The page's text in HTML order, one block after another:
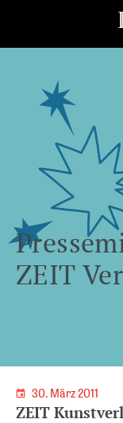
ZEIT
30. März 2011
ZEIT